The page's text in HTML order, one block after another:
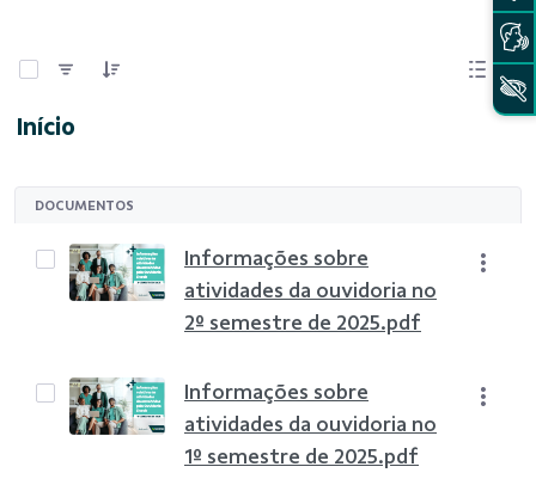
Início
DOCUMENTOS
Informações sobre
atividades da ouvidoria no
2º semestre de 2025.pdf
Informações sobre
atividades da ouvidoria no
1º semestre de 2025.pdf